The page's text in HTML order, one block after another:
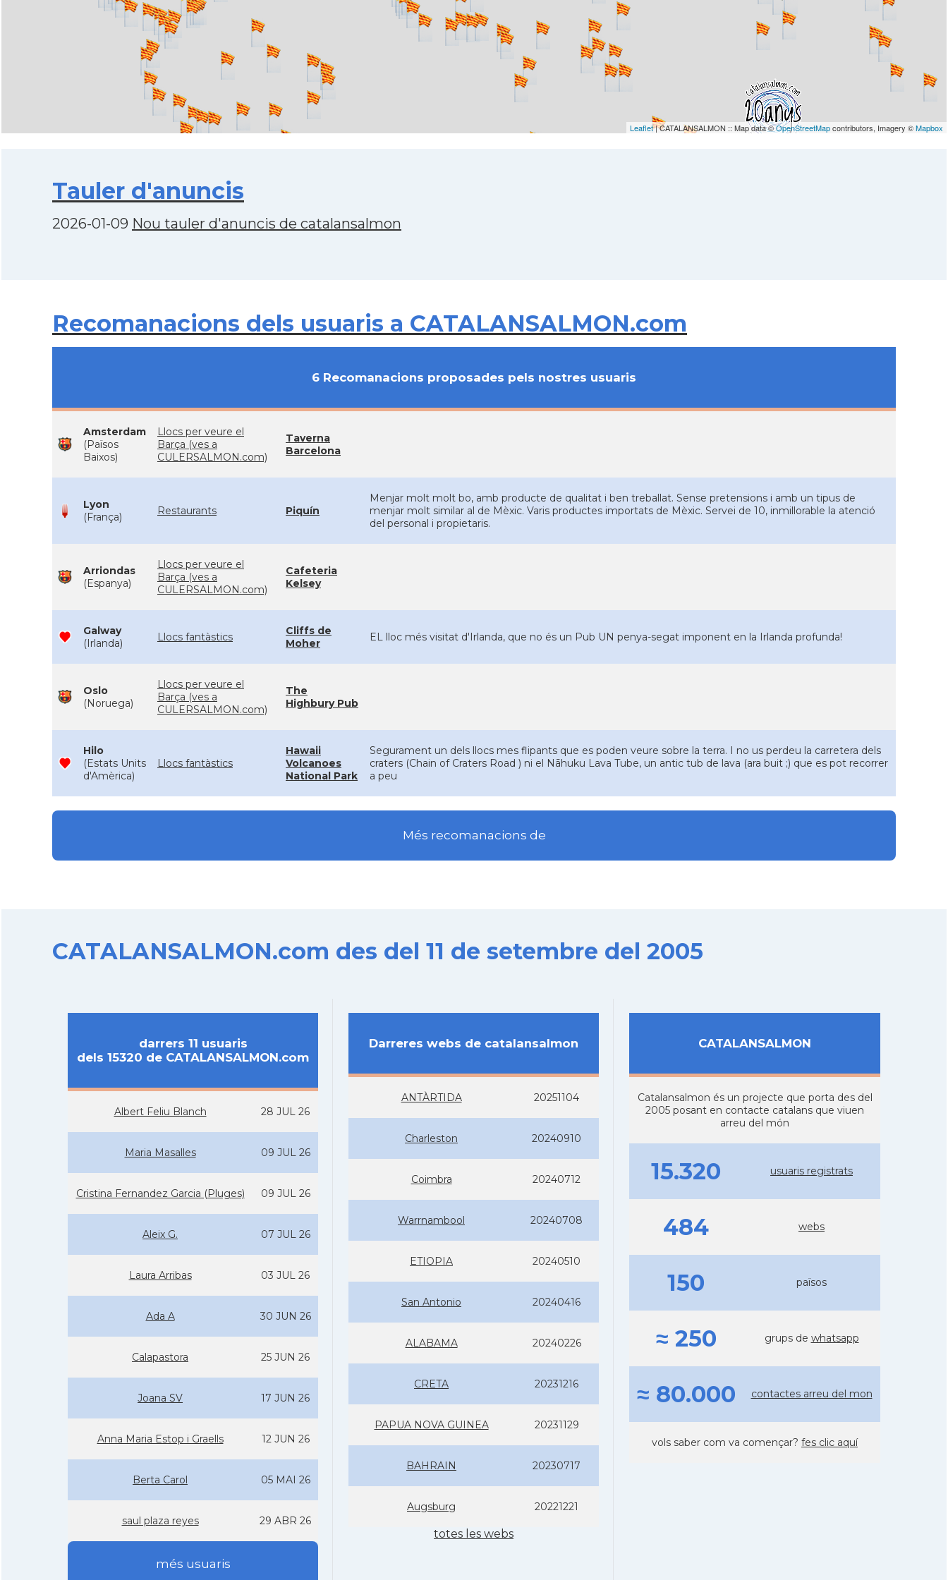
Leaflet| CATALANSALMON :: Map data ©OpenStreetMapcontributors, Imagery ©Mapbox
Tauler d'anuncis
2026-01-09 Nou tauler d'anuncis de catalansalmon
Recomanacions dels usuaris a CATALANSALMON.com
6 Recomanacions proposades pels nostres usuaris
Amsterdam
(Països
Baixos)
Llocs per veure el
Barça (ves a
CULERSALMON.com)
Taverna
Barcelona
Lyon
(França)
Restaurants Piquín
Menjar molt molt bo, amb producte de qualitat i ben treballat. Sense pretensions i amb un tipus de
menjar molt similar al de Mèxic. Varis productes importats de Mèxic. Servei de 10, inmillorable la atenció
del personal i propietaris.
Arriondas
(Espanya)
Llocs per veure el
Barça (ves a
CULERSALMON.com)
Cafeteria
Kelsey
Galway
(Irlanda)
Llocs fantàstics
Cliffs de
Moher
EL lloc més visitat d'Irlanda, que no és un Pub UN penya-segat imponent en la Irlanda profunda!
Oslo
(Noruega)
Llocs per veure el
Barça (ves a
CULERSALMON.com)
The
Highbury Pub
Hilo
(Estats Units
d'Amèrica)
Llocs fantàstics
Hawaii
Volcanoes
National Park
Segurament un dels llocs mes flipants que es poden veure sobre la terra. I no us perdeu la carretera dels
craters (Chain of Craters Road ) ni el Nāhuku Lava Tube, un antic tub de lava (ara buit ;) que es pot recorrer
a peu
Més recomanacions de
CATALANSALMON.com des del 11 de setembre del 2005
darrers 11 usuaris
dels 15320 de CATALANSALMON.com
Albert Feliu Blanch 28 JUL 26
Maria Masalles 09 JUL 26
Cristina Fernandez Garcia (Pluges) 09 JUL 26
Aleix G. 07 JUL 26
Laura Arribas 03 JUL 26
Ada A 30 JUN 26
Calapastora 25 JUN 26
Joana SV 17 JUN 26
Anna Maria Estop i Graells 12 JUN 26
Berta Carol 05 MAI 26
saul plaza reyes 29 ABR 26
més usuaris
Darreres webs de catalansalmon
ANTÀRTIDA 20251104
Charleston 20240910
Coimbra 20240712
Warrnambool 20240708
ETIOPIA 20240510
San Antonio 20240416
ALABAMA 20240226
CRETA 20231216
PAPUA NOVA GUINEA 20231129
BAHRAIN 20230717
Augsburg 20221221
totes les webs
CATALANSALMON
Catalansalmon és un projecte que porta des del
2005 posant en contacte catalans que viuen
arreu del món
15.320 usuaris registrats
484 webs
150 països
≈ 250 grups de whatsapp
≈ 80.000 contactes arreu del mon
vols saber com va començar? fes clic aquí